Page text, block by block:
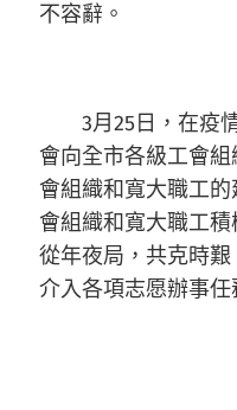
不容辭。
3月25日，在疫情
會向全市各級工會
會組織和寬大職工
會組織和寬大職工
從年夜局，共克時
介入各項志愿辦事任